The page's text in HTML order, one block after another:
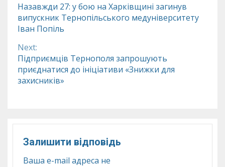
Reading
Назавжди 27: у бою на Харківщині загинув
випускник Тернопільського медуніверситету
Іван Попіль
Next:
Підприємців Тернополя запрошують
приєднатися до ініціативи «Знижки для
захисників»
Залишити відповідь
Ваша e-mail адреса не